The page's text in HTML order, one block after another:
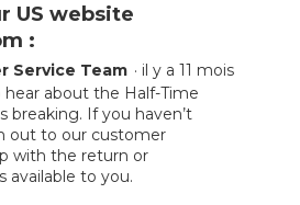
US website
:
Service Team · il y a 11 mois
about the Half-Time
breaking. If you haven’t
out to our customer
with the return or
available to you.